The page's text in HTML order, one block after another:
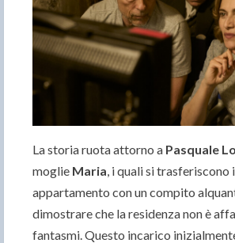
La storia ruota attorno a Pasquale
moglie Maria, i quali si trasferiscono
appartamento con un compito
dimostrare che la residenza non è
fantasmi. Questo incarico